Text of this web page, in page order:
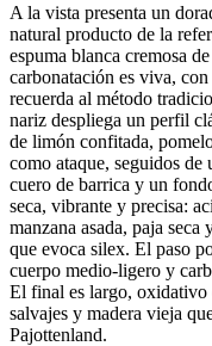
A la vista presenta un
natural producto de la
espuma blanca cremosa
carbonatación es viva,
recuerda al método
nariz despliega un perfil
de limón confitada,
como ataque, seguidos
cuero de barrica y un
seca, vibrante y precisa:
manzana asada, paja
que evoca silex. El paso
cuerpo medio-ligero y
El final es largo, oxidativo
salvajes y madera vieja
Pajottenland.